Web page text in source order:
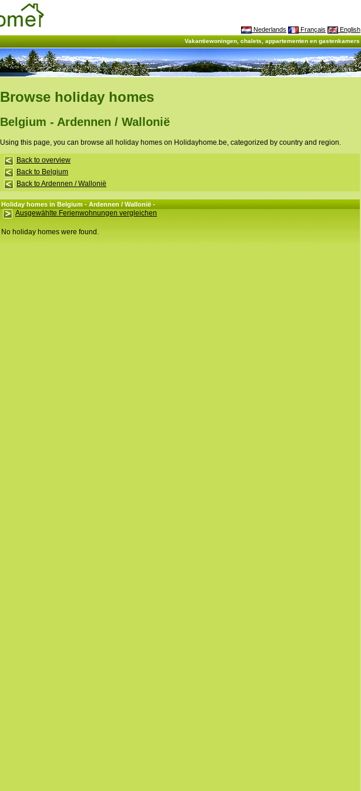
Nederlands Français English
Vakantiewoningen, chalets, appartementen en gastenkamers
Browse holiday homes
Belgium - Ardennen / Wallonië
Using this page, you can browse all holiday homes on Holidayhome.be, categorized by country and region.
Back to overview
Back to Belgium
Back to Ardennen / Wallonië
Holiday homes in Belgium - Ardennen / Wallonië -
Ausgewählte Ferienwohnungen vergleichen
No holiday homes were found.